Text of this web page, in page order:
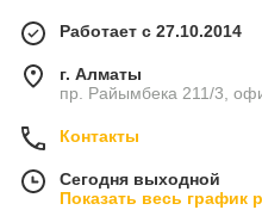
Работает с 27.10.2014
г. Алматы
пр. Райымбека 211/3,
Контакты
Сегодня выходной
Показать весь график